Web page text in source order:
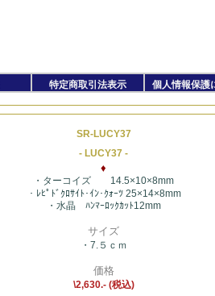
特定商取引法表示 個人情報保護
SR-LUCY37
- LUCY37 -
♦
・ターコイズ 14.5×10×8mm
・ﾚﾋﾟﾄﾞｸﾛｻｲﾄ･ｲﾝ･ｸｫｰﾂ 25×14×8mm
・水晶 ﾊﾝﾏｰﾛｯｸｶｯﾄ12mm
サイズ
・7.５ｃｍ
価格
\2,630.- (税込)